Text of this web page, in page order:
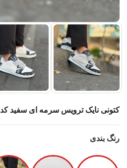
کتونی نایک ترویس سرمه ای سفید کد 6671
رنگ بندی